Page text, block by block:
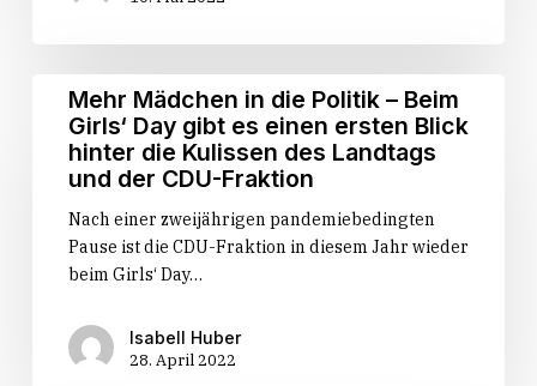
Mehr
Mädchen
Beim
Girls‘
Mehr Mädchen in die Politik – Beim
Girls‘ Day gibt es einen ersten Blick
hinter die Kulissen des Landtags
und der CDU-Fraktion
Nach einer zweijährigen pandemiebedingten
Pause ist die CDU-Fraktion in diesem Jahr wieder
beim Girls‘ Day…
Isabell Huber
28. April 2022